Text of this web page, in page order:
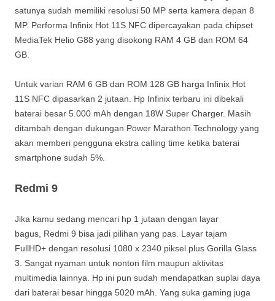
satunya sudah memiliki resolusi 50 MP serta kamera depan 8
MP. Performa Infinix Hot 11S NFC dipercayakan pada chipset
MediaTek Helio G88 yang disokong RAM 4 GB dan ROM 64
GB.
Untuk varian RAM 6 GB dan ROM 128 GB harga Infinix Hot
11S NFC dipasarkan 2 jutaan. Hp Infinix terbaru ini dibekali
baterai besar 5.000 mAh dengan 18W Super Charger. Masih
ditambah dengan dukungan Power Marathon Technology yang
akan memberi pengguna ekstra calling time ketika baterai
smartphone sudah 5%.
Redmi 9
Jika kamu sedang mencari hp 1 jutaan dengan layar
bagus, Redmi 9 bisa jadi pilihan yang pas. Layar tajam
FullHD+ dengan resolusi 1080 x 2340 piksel plus Gorilla Glass
3. Sangat nyaman untuk nonton film maupun aktivitas
multimedia lainnya. Hp ini pun sudah mendapatkan suplai daya
dari baterai besar hingga 5020 mAh. Yang suka gaming juga